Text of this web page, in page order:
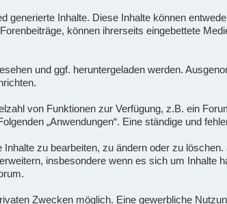
generierte Inhalte. Diese Inhalte können
können ihrerseits eingebettete
und ggf. heruntergeladen werden.
von Funktionen zur Verfügung, z.B. ein
„Anwendungen“. Eine ständige und
zu bearbeiten, zu ändern oder zu
insbesondere wenn es sich um Inhalte
Zwecken möglich. Eine gewerbliche